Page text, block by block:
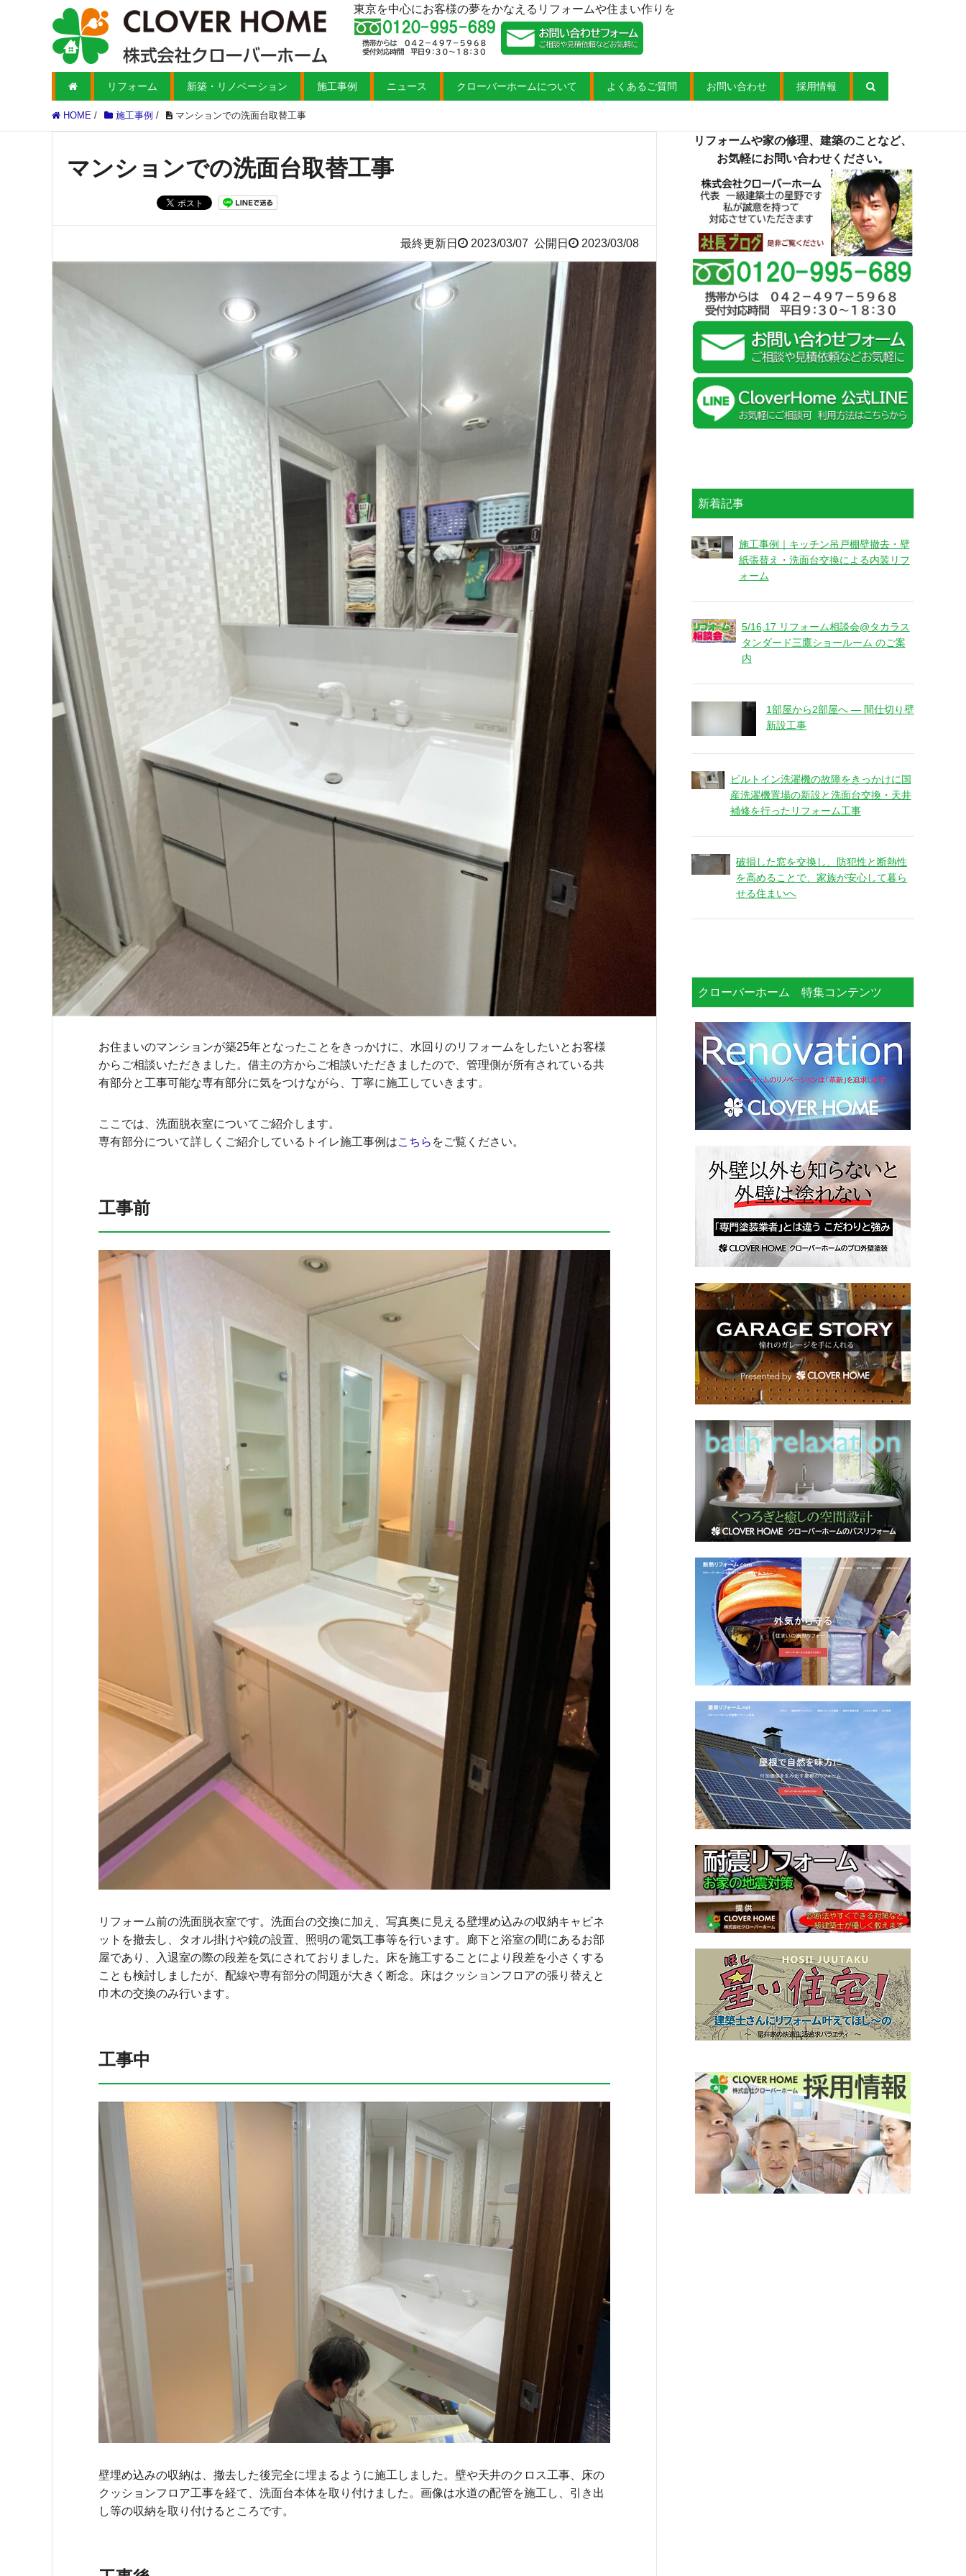
東京を中心にお客様の夢をかなえるリフォームや住まい作りを
リフォーム 新築・リノベーション 施工事例 ニュース クローバーホームについて よくあるご質問 お問い合わせ 採用情報
HOME / 施工事例 / マンションでの洗面台取替工事
マンションでの洗面台取替工事
最終更新日 2023/03/07 公開日 2023/03/08
お住まいのマンションが築25年となったことをきっかけに、水回りのリフォームをしたいとお客様
からご相談いただきました。借主の方からご相談いただきましたので、管理側が所有されている共
有部分と工事可能な専有部分に気をつけながら、丁寧に施工していきます。
ここでは、洗面脱衣室についてご紹介します。
専有部分について詳しくご紹介しているトイレ施工事例はこちら をご覧ください。
工事前
リフォーム前の洗面脱衣室です。洗面台の交換に加え、写真奥に見える壁埋め込みの収納キャビネ
ットを撤去し、タオル掛けや鏡の設置、照明の電気工事等を行います。廊下と浴室の間にあるお部
屋であり、入退室の際の段差を気にされておりました。床を施工することにより段差を小さくする
ことも検討しましたが、配線や専有部分の問題が大きく断念。床はクッションフロアの張り替えと
巾木の交換のみ行います。
工事中
壁埋め込みの収納は、撤去した後完全に埋まるように施工しました。壁や天井のクロス工事、床の
クッションフロア工事を経て、洗面台本体を取り付けました。画像は水道の配管を施工し、引き出
し等の収納を取り付けるところです。
リフォームや家の修理、建築のことなど、
お気軽にお問い合わせください。
新着記事
施工事例｜キッチン吊戸棚壁撤去・壁
紙張替え・洗面台交換による内装リフ
ォーム
5/16,17 リフォーム相談会@タカラス
タンダード三鷹ショールーム のご案
内
1部屋から2部屋へ ― 間仕切り壁
新設工事
ビルトイン洗濯機の故障をきっかけに国
産洗濯機置場の新設と洗面台交換・天井
補修を行ったリフォーム工事
破損した窓を交換し、防犯性と断熱性
を高めることで、家族が安心して暮ら
せる住まいへ
クローバーホーム 特集コンテンツ